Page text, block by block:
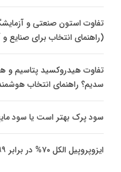
تفاوت استون صنعتی و
(راهنمای انتخاب برای صنایع و
تفاوت هیدروکسید پتاسیم و
سدیم؟ راهنمای انتخاب
سود پرک بهتر است یا سود
ایزوپروپیل الکل ۷۰% در برابر ۹۹%